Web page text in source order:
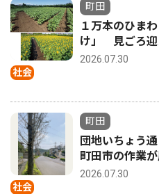
社会
町田
１万本のひま
け」 見ごろ迎
2026.07.30
社会
町田
団地いちょう
町田市の作業が
2026.07.30